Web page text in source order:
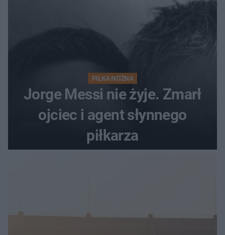
PIŁKA NOŻNA
Jorge Messi nie żyje. Zmarł
ojciec i agent słynnego
piłkarza